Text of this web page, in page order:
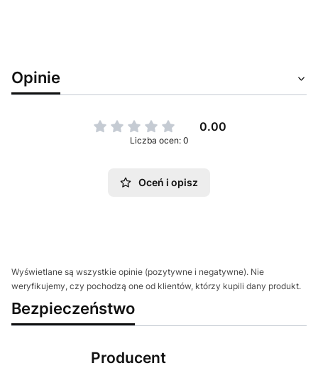
Opinie
0.00
Liczba ocen: 0
Oceń i opisz
Wyświetlane są wszystkie opinie (pozytywne i negatywne). Nie
weryfikujemy, czy pochodzą one od klientów, którzy kupili dany produkt.
Bezpieczeństwo
Producent